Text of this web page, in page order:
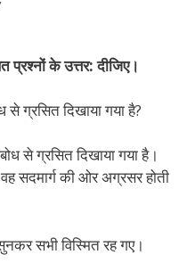
प्रश्नों के उत्तर: दीजिए।
ग्रसित दिखाया गया है?
से ग्रसित दिखाया गया है।
सदमार्ग की ओर अग्रसर होती
सभी विस्मित रह गए।